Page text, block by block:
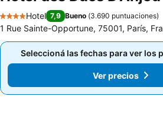
4 Estrellas
Hotel 7,9 Bueno (3.690 puntuaciones)
1 Rue Sainte-Opportune, 75001, París,
Seleccioná las fechas para ver
Ver precios
Seleccioná las fechas para ver los
Ver precios